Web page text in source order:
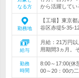
なる方
から活躍してい
勤務地
【工場】東京
谷区赤堤5-35-
給与
月給：21万円
用期間3ヵ月。
勤務
時間
8:00～17:00(休
00～20：00の